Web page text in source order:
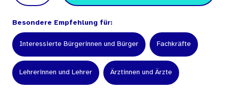
Besondere Empfehlung für:
Interessierte Bürgerinnen und Bürger Fachkräfte
Lehrerinnen und Lehrer Ärztinnen und Ärzte